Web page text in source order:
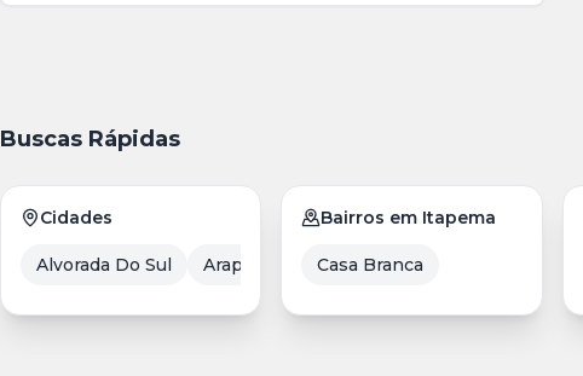
Buscas Rápidas
Cidades
Alvorada Do Sul Arapongas Assaí Balneário Camboriú
Bairros em Itapema
Casa Branca